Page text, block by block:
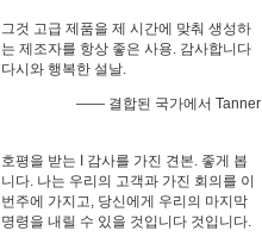
그것 고급 제품을 제 시간에 맞춰 생성하
는 제조자를 항상 좋은 사용. 감사합니다
다시와 행복한 설날.
—— 결합된 국가에서 Tanner
호평을 받는 I 감사를 가진 견본. 좋게 봅
니다. 나는 우리의 고객과 가진 회의를 이
번주에 가지고, 당신에게 우리의 마지막
명령을 내릴 수 있을 것입니다 것입니다.